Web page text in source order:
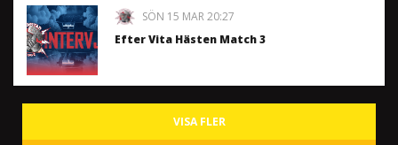
SÖN 15 MAR 20:27
Efter Vita Hästen Match 3
VISA FLER